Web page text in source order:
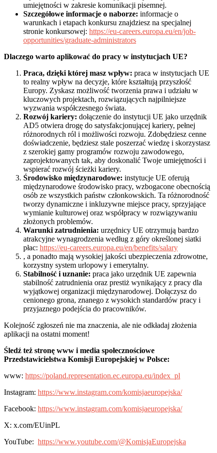
umiejętności w zakresie komunikacji pisemnej.
Szczegółowe informacje o naborze: informacje o
warunkach i etapach konkursu znajdziesz na specjalnej
stronie konkursowej: https://eu-careers.europa.eu/en/job-
opportunities/graduate-administrators
Dlaczego warto aplikować do pracy w instytucjach UE?
Praca, dzięki której masz wpływ: praca w instytucjach UE
to realny wpływ na decyzje, które kształtują przyszłość
Europy. Zyskasz możliwość tworzenia prawa i udziału w
kluczowych projektach, rozwiązujących najpilniejsze
wyzwania współczesnego świata.
Rozwój kariery: dołączenie do instytucji UE jako urzędnik
AD5 otwiera drogę do satysfakcjonującej kariery, pełnej
różnorodnych ról i możliwości rozwoju. Zdobędziesz cenne
doświadczenie, będziesz stale poszerzać wiedzę i skorzystasz
z szerokiej gamy programów rozwoju zawodowego,
zaprojektowanych tak, aby doskonalić Twoje umiejętności i
wspierać rozwój ścieżki kariery.
Środowisko międzynarodowe: instytucje UE oferują
międzynarodowe środowisko pracy, wzbogacone obecnością
osób ze wszystkich państw członkowskich. Ta różnorodność
tworzy dynamiczne i inkluzywne miejsce pracy, sprzyjające
wymianie kulturowej oraz współpracy w rozwiązywaniu
złożonych problemów.
Warunki zatrudnienia: urzędnicy UE otrzymują bardzo
atrakcyjne wynagrodzenia według z góry określonej siatki
płac: https://eu-careers.europa.eu/en/benefits/salary
, a ponadto mają wysokiej jakości ubezpieczenia zdrowotne,
korzystny system urlopowy i emerytalny.
Stabilność i uznanie: praca jako urzędnik UE zapewnia
stabilność zatrudnienia oraz prestiż wynikający z pracy dla
wyjątkowej organizacji międzynarodowej. Dołączysz do
cenionego grona, znanego z wysokich standardów pracy i
przyjaznego podejścia do pracowników.
Kolejność zgłoszeń nie ma znaczenia, ale nie odkładaj złożenia
aplikacji na ostatni moment!
Śledź też stronę www i media społecznościowe
Przedstawicielstwa Komisji Europejskiej w Polsce:
www: https://poland.representation.ec.europa.eu/index_pl
Instagram: https://www.instagram.com/komisjaeuropejska/
Facebook: https://www.instagram.com/komisjaeuropejska/
X: x.com/EUinPL
YouTube: https://www.youtube.com/@KomisjaEuropejska